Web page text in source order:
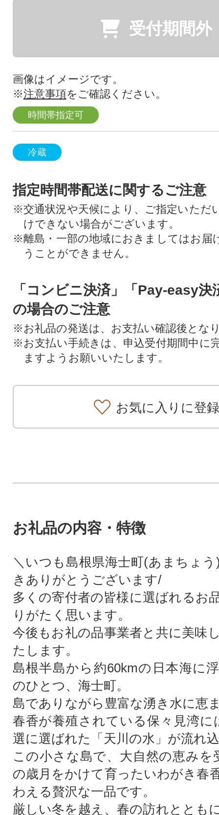
受付期間外
画像はイメージです。
※注意事項をご確認ください。
時間帯指定可
冷蔵
指定時間帯配送に関するご注意
※交通状況や天候により、ご指定いただ
けできない場合がございます。
※離島・一部の地域におきましてはお届
うことができません。
「コンビニ決済」「Pay-easy決
の場合のご注意
※お礼品の発送は、お支払い確認後とな
※お支払い手続きは、申込受付期間中に
ますようお願いいたします。
お気に入りに登録
お礼品の内容・特徴
＼いつも島根県海士町(あまちょ
きありがとうございます/
多くの寄付者の皆様に選ばれるお
りがたく思います。
今後もお礼の品事業者と共に美味
たします。
島根半島から約60kmの日本海に
のひとつ、海士町。
島でありながら豊富な湧き水に恵
春香が養殖されている保々見湾に
選に選ばれた「天川の水」が流れ
この小さな島で、大自然の恵みを
の歳月をかけて育ったいわがき春
わえる贅沢な一品です。
厳しい冬を越え、春の訪れととも